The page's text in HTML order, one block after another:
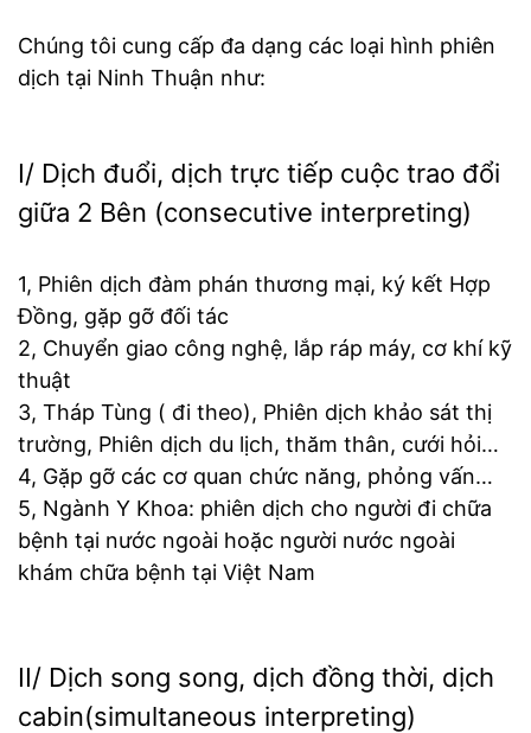
Chúng tôi cung cấp đa dạng các loại hình phiên
dịch tại Ninh Thuận như:
I/ Dịch đuổi, dịch trực tiếp cuộc trao đổi
giữa 2 Bên (consecutive interpreting)
1, Phiên dịch đàm phán thương mại, ký kết Hợp
Đồng, gặp gỡ đối tác
2, Chuyển giao công nghệ, lắp ráp máy, cơ khí kỹ
thuật
3, Tháp Tùng ( đi theo), Phiên dịch khảo sát thị
trường, Phiên dịch du lịch, thăm thân, cưới hỏi…
4, Gặp gỡ các cơ quan chức năng, phỏng vấn…
5, Ngành Y Khoa: phiên dịch cho người đi chữa
bệnh tại nước ngoài hoặc người nước ngoài
khám chữa bệnh tại Việt Nam
II/ Dịch song song, dịch đồng thời, dịch
cabin(simultaneous interpreting)